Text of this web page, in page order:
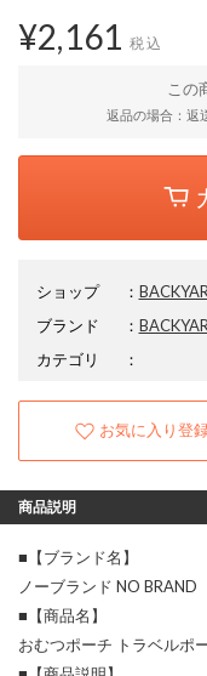
¥2,161 税込
この
返品の場合：返
ショップ ：
ブランド
：
カテゴリ
：
お気に入り登
商品説明
■【ブランド名】
ノーブランド NO BRAND
■【商品名】
おむつポーチ トラベルポ